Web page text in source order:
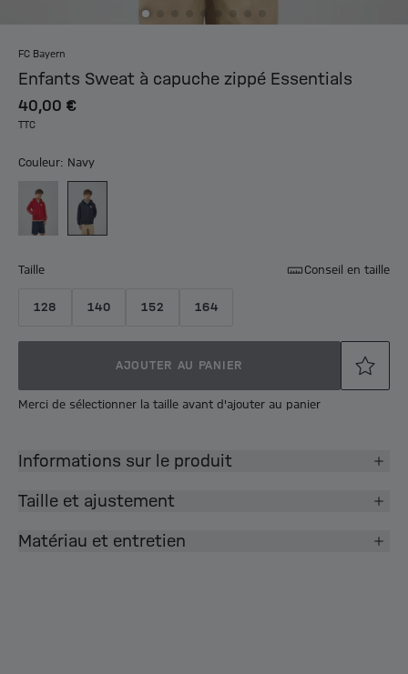
FC Bayern
Enfants Sweat à capuche zippé Essentials
40,00 €
TTC
Couleur: Navy
Taille Conseil en taille
128 140 152 164
AJOUTER AU PANIER
Merci de sélectionner la taille avant d'ajouter au panier
Informations sur le produit
Taille et ajustement
Matériau et entretien